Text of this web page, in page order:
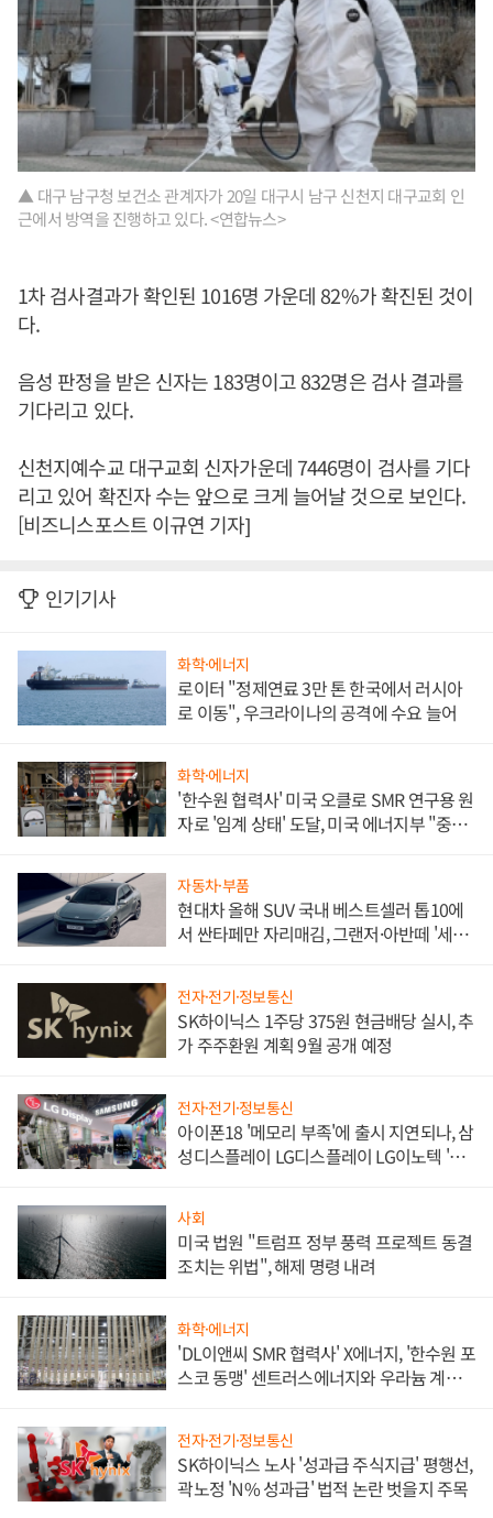
▲ 대구 남구청 보건소 관계자가 20일 대구시 남구 신천지 대구교회 인
근에서 방역을 진행하고 있다. <연합뉴스>
1차 검사결과가 확인된 1016명 가운데 82%가 확진된 것이
다.
음성 판정을 받은 신자는 183명이고 832명은 검사 결과를
기다리고 있다.
신천지예수교 대구교회 신자가운데 7446명이 검사를 기다
리고 있어 확진자 수는 앞으로 크게 늘어날 것으로 보인다.
[비즈니스포스트 이규연 기자]
인기기사
화학·에너지
로이터 "정제연료 3만 톤 한국에서 러시아
로 이동", 우크라이나의 공격에 수요 늘어
화학·에너지
'한수원 협력사' 미국 오클로 SMR 연구용 원
자로 '임계 상태' 도달, 미국 에너지부 "중요
자동차·부품
현대차 올해 SUV 국내 베스트셀러 톱10에
서 싼타페만 자리매김, 그랜저·아반떼 '세단
전자·전기·정보통신
SK하이닉스 1주당 375원 현금배당 실시, 추
가 주주환원 계획 9월 공개 예정
전자·전기·정보통신
아이폰18 '메모리 부족'에 출시 지연되나, 삼
성디스플레이 LG디스플레이 LG이노텍 '탈
사회
미국 법원 "트럼프 정부 풍력 프로젝트 동결
조치는 위법", 해제 명령 내려
화학·에너지
'DL이앤씨 SMR 협력사' X에너지, '한수원 포
스코 동맹' 센트러스에너지와 우라늄 계약
전자·전기·정보통신
SK하이닉스 노사 '성과급 주식지급' 평행선,
곽노정 'N% 성과급' 법적 논란 벗을지 주목